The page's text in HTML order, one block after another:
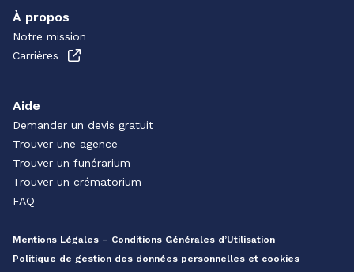
À propos
Notre mission
Carrières
Aide
Demander un devis gratuit
Trouver une agence
Trouver un funérarium
Trouver un crématorium
FAQ
Mentions Légales – Conditions Générales d’Utilisation
Politique de gestion des données personnelles et cookies